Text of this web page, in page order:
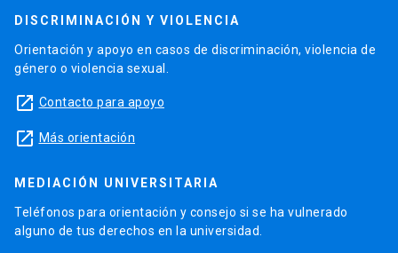
DISCRIMINACIÓN Y VIOLENCIA
Orientación y apoyo en casos de discriminación, violencia de
género o violencia sexual.
launch Contacto para apoyo
launch Más orientación
MEDIACIÓN UNIVERSITARIA
Teléfonos para orientación y consejo si se ha vulnerado
alguno de tus derechos en la universidad.